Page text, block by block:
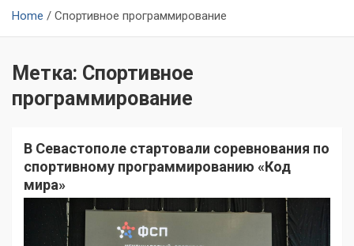
Home Спортивное программирование
Метка: Спортивное
программирование
В Севастополе стартовали соревнования по
спортивному программированию «Код
мира»